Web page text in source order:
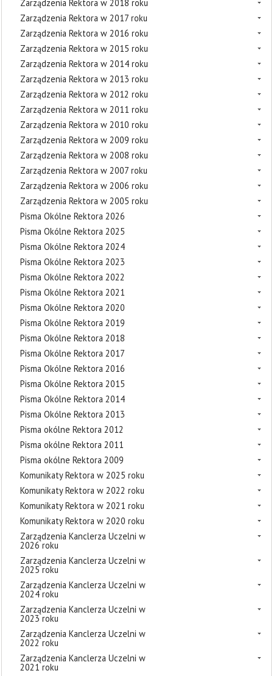
Zarządzenia Rektora w 2018 roku
Zarządzenia Rektora w 2017 roku
Zarządzenia Rektora w 2016 roku
Zarządzenia Rektora w 2015 roku
Zarządzenia Rektora w 2014 roku
Zarządzenia Rektora w 2013 roku
Zarządzenia Rektora w 2012 roku
Zarządzenia Rektora w 2011 roku
Zarządzenia Rektora w 2010 roku
Zarządzenia Rektora w 2009 roku
Zarządzenia Rektora w 2008 roku
Zarządzenia Rektora w 2007 roku
Zarządzenia Rektora w 2006 roku
Zarządzenia Rektora w 2005 roku
Pisma Okólne Rektora 2026
Pisma Okólne Rektora 2025
Pisma Okólne Rektora 2024
Pisma Okólne Rektora 2023
Pisma Okólne Rektora 2022
Pisma Okólne Rektora 2021
Pisma Okólne Rektora 2020
Pisma Okólne Rektora 2019
Pisma Okólne Rektora 2018
Pisma Okólne Rektora 2017
Pisma Okólne Rektora 2016
Pisma Okólne Rektora 2015
Pisma Okólne Rektora 2014
Pisma Okólne Rektora 2013
Pisma okólne Rektora 2012
Pisma okólne Rektora 2011
Pisma okólne Rektora 2009
Komunikaty Rektora w 2025 roku
Komunikaty Rektora w 2022 roku
Komunikaty Rektora w 2021 roku
Komunikaty Rektora w 2020 roku
Zarządzenia Kanclerza Uczelni w
2026 roku
Zarządzenia Kanclerza Uczelni w
2025 roku
Zarządzenia Kanclerza Uczelni w
2024 roku
Zarządzenia Kanclerza Uczelni w
2023 roku
Zarządzenia Kanclerza Uczelni w
2022 roku
Zarządzenia Kanclerza Uczelni w
2021 roku